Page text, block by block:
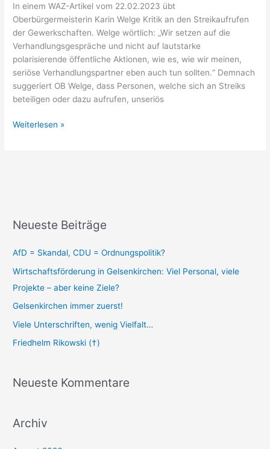
In einem WAZ-Artikel vom 22.02.2023 übt
Oberbürgermeisterin Karin Welge Kritik an den Streikaufrufen
der Gewerkschaften. Welge wörtlich: „Wir setzen auf die
Verhandlungsgespräche und nicht auf lautstarke
polarisierende öffentliche Aktionen, wie es, wie wir meinen,
seriöse Verhandlungspartner eben auch tun sollten.“ Demnach
suggeriert OB Welge, dass Personen, welche sich an Streiks
beteiligen oder dazu aufrufen, unseriös
Weiterlesen »
Neueste Beiträge
AfD = Skandal, CDU = Ordnungspolitik?
Wirtschaftsförderung in Gelsenkirchen: Viel Personal, viele
Projekte – aber keine Ziele?
Gelsenkirchen immer zuerst!
Viele Unterschriften, wenig Vielfalt…
Friedhelm Rikowski (†)
Neueste Kommentare
Archiv